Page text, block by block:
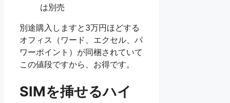
は別売
別途購入しますと3万円ほどする
オフィス（ワード、エクセル、パ
ワーポイント）が同梱されていて
この値段ですから、お得です。
SIMを挿せるハイ